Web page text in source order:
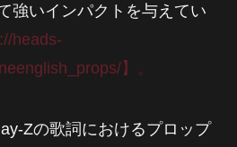
強いインパクトを与えてい
heads-
】。
Zの歌詞におけるプロップ